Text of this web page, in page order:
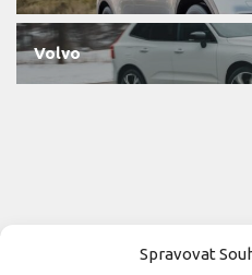
Spravovat
Volvo